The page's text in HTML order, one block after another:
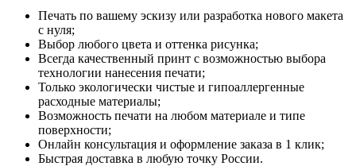
Печать по вашему эскизу или разработка нового макета
с нуля;
Выбор любого цвета и оттенка рисунка;
Всегда качественный принт с возможностью выбора
технологии нанесения печати;
Только экологически чистые и гипоаллергенные
расходные материалы;
Возможность печати на любом материале и типе
поверхности;
Онлайн консультация и оформление заказа в 1 клик;
Быстрая доставка в любую точку России.